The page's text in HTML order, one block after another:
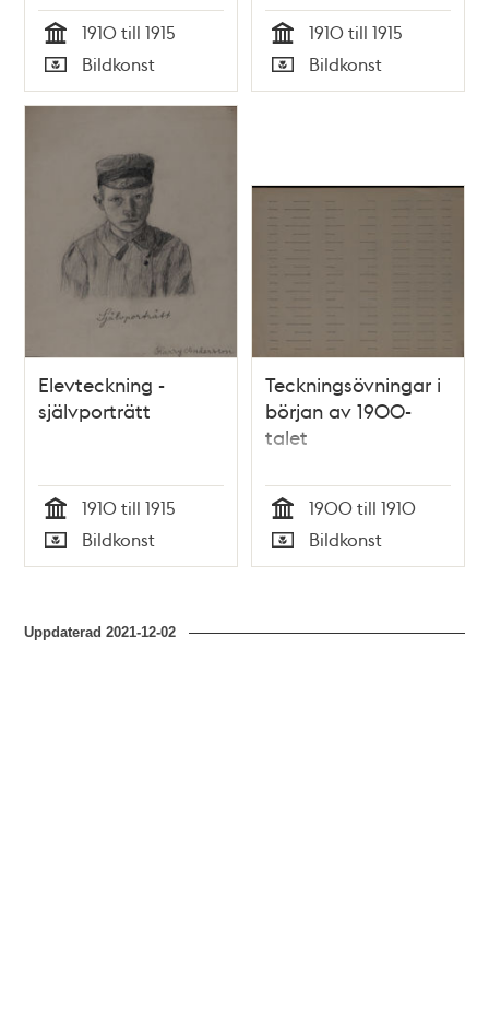
Tid
1910 till 1915
Typ
Bildkonst Tid
1910 till 1915
Typ
Bildkonst
Elevteckning -
självporträtt
Tid
1910 till 1915
Typ
Bildkonst
Teckningsövningar i
början av 1900-
talet
Tid
1900 till 1910
Typ
Bildkonst
Uppdaterad2021-12-02